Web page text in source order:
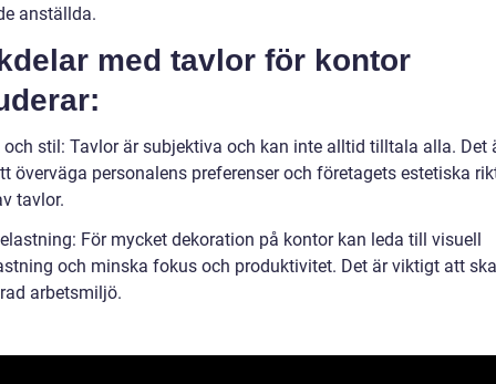
anställda.
med tavlor för kontor
stil: Tavlor är subjektiva och kan inte alltid tilltala alla. Det
överväga personalens preferenser och företagets estetiska
tavlor.
För mycket dekoration på kontor kan leda till visuell
och minska fokus och produktivitet. Det är viktigt att
arbetsmiljö.